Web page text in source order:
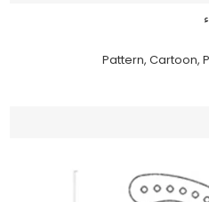
Pattern, Cartoon,